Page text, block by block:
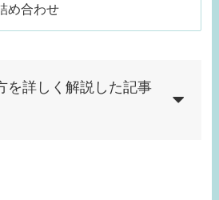
め合わせ
を詳しく解説した記事